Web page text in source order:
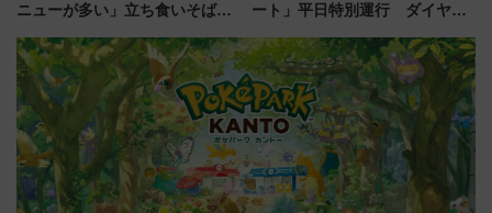
ニューが多い」立ち食いそば屋
地のふらっと立ち食いそば』
7/27夜10時～放送
ート」平日特別運行 ダイヤ・
三浦海岸を堪能できるお出かけ
プランもご紹介